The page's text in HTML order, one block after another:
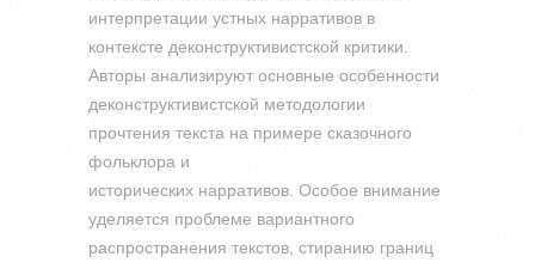
интерпретации устных нарративов в
контексте деконструктивистской критики.
Авторы анализируют основные особенности
деконструктивистской методологии
прочтения текста на примере сказочного
фольклора и
исторических нарративов. Особое внимание
уделяется проблеме вариантного
распространения текстов, стиранию границ